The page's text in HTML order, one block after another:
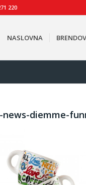
220
NASLOVNA
news-diemme-